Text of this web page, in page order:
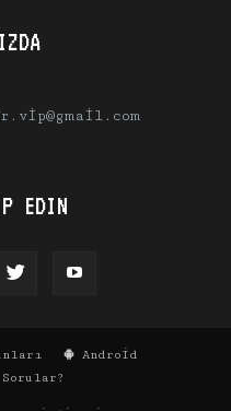
EDIN
Android